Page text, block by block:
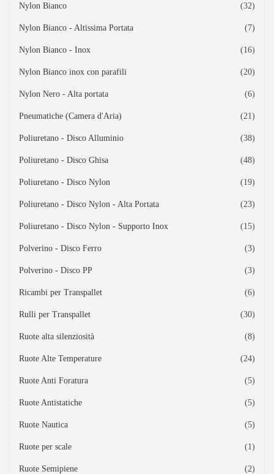
Nylon Bianco (32)
Nylon Bianco - Altissima Portata (7)
Nylon Bianco - Inox (16)
Nylon Bianco inox con parafili (20)
Nylon Nero - Alta portata (6)
Pneumatiche (Camera d'Aria) (21)
Poliuretano - Disco Alluminio (38)
Poliuretano - Disco Ghisa (48)
Poliuretano - Disco Nylon (19)
Poliuretano - Disco Nylon - Alta Portata (23)
Poliuretano - Disco Nylon - Supporto Inox (15)
Polverino - Disco Ferro (3)
Polverino - Disco PP (3)
Ricambi per Transpallet (6)
Rulli per Transpallet (30)
Ruote alta silenziosità (8)
Ruote Alte Temperature (24)
Ruote Anti Foratura (5)
Ruote Antistatiche (5)
Ruote Nautica (5)
Ruote per scale (1)
Ruote Semipiene (2)